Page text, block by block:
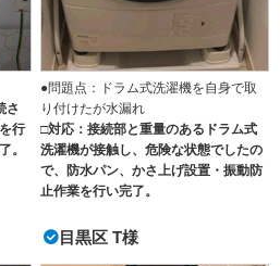
さ
行
。
●問題点：ドラム式洗濯機を自身で取
り付けたが水漏れ
□対応：接続部と重量のあるドラム式
洗濯機が接触し、危険な状態でしたの
で、防水パン、かさ上げ設置・振動防
止作業を行い完了。
目黒区 T様